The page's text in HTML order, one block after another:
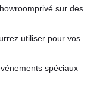
sur des
utiliser pour vos
spéciaux